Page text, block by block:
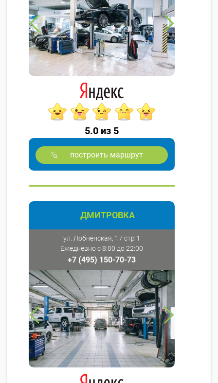
5.0 из 5
построить маршрут
ДМИТРОВКА
ул. Лобненская, 17 стр 1
Ежедневно с 8:00 до 22:00
+7 (495) 150-70-73